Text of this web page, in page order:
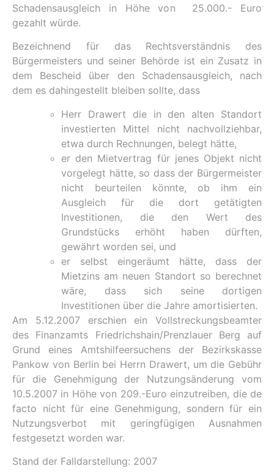
Schadensausgleich in Höhe von 25.000.- Euro
gezahlt würde.
Bezeichnend für das Rechtsverständnis des
Bürgermeisters und seiner Behörde ist ein Zusatz in
dem Bescheid über den Schadensausgleich, nach
dem es dahingestellt bleiben sollte, dass
Herr Drawert die in den alten Standort
investierten Mittel nicht nachvollziehbar,
etwa durch Rechnungen, belegt hätte,
er den Mietvertrag für jenes Objekt nicht
vorgelegt hätte, so dass der Bürgermeister
nicht beurteilen könnte, ob ihm ein
Ausgleich für die dort getätigten
Investitionen, die den Wert des
Grundstücks erhöht haben dürften,
gewährt worden sei, und
er selbst eingeräumt hätte, dass der
Mietzins am neuen Standort so berechnet
wäre, dass sich seine dortigen
Investitionen über die Jahre amortisierten.
Am 5.12.2007 erschien ein Vollstreckungsbeamter
des Finanzamts Friedrichshain/Prenzlauer Berg auf
Grund eines Amtshilfeersuchens der Bezirkskasse
Pankow von Berlin bei Herrn Drawert, um die Gebühr
für die Genehmigung der Nutzungsänderung vom
10.5.2007 in Höhe von 209.-Euro einzutreiben, die de
facto nicht für eine Genehmigung, sondern für ein
Nutzungsverbot mit geringfügigen Ausnahmen
festgesetzt worden war.
Stand der Falldarstellung: 2007